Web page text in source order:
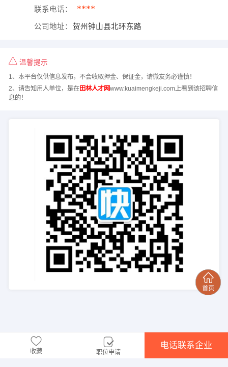
联系电话： ****
公司地址： 贺州钟山县北环东路
温馨提示
1、本平台仅供信息发布，不会收取押金、保证金，请微友务必谨慎！
2、请告知用人单位，是在田林人才网www.kuaimengkeji.com上看到该招聘信
息的！
收藏 职位申请
电话联系企业